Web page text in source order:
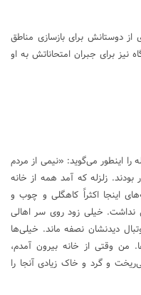
از دوستانش برای بازسازی مناطق
نیز برای جبران امتحاناتش به او
را اینطور می‌گوید: «نیمی از مردم
زلزله که آمد همه از خانه
اینجا اکثراً کاهگلی و چوب و
خیلی زود روی سر اهالی
دیدنشان نصفه ماند. خیلی‌ها
من وقتی از خانه بیرون آمدم،
و گرد و خاک زیادی آنجا را